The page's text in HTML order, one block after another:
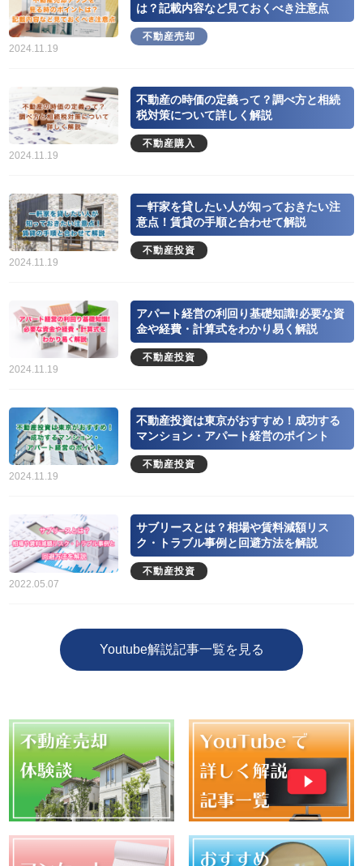
2024.11.19
は？記載内容など見ておくべき注意点
不動産売却
2024.11.19
不動産の時価の定義って？調べ方と相続
税対策について詳しく解説
不動産購入
2024.11.19
一軒家を貸したい人が知っておきたい注
意点！賃貸の手順と合わせて解説
不動産投資
2024.11.19
アパート経営の利回り基礎知識!必要な資
金や経費・計算式をわかり易く解説
不動産投資
2024.11.19
不動産投資は東京がおすすめ！成功する
マンション・アパート経営のポイント
不動産投資
2022.05.07
サブリースとは？相場や賃料減額リス
ク・トラブル事例と回避方法を解説
不動産投資
Youtube解説記事一覧を見る